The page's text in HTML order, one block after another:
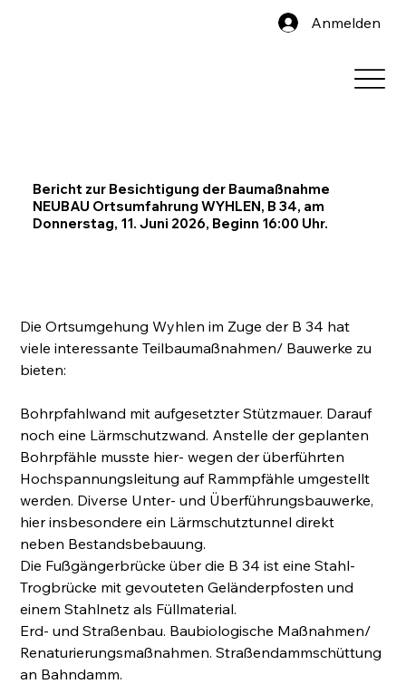
Anmelden
Bericht zur Besichtigung der Baumaßnahme
NEUBAU Ortsumfahrung WYHLEN, B 34, am
Donnerstag, 11. Juni 2026, Beginn 16:00 Uhr.
Die Ortsumgehung Wyhlen im Zuge der B 34 hat
viele interessante Teilbaumaßnahmen/ Bauwerke zu
bieten:
Bohrpfahlwand mit aufgesetzter Stützmauer. Darauf
noch eine Lärmschutzwand. Anstelle der geplanten
Bohrpfähle musste hier- wegen der überführten
Hochspannungsleitung auf Rammpfähle umgestellt
werden. Diverse Unter- und Überführungsbauwerke,
hier insbesondere ein Lärmschutztunnel direkt
neben Bestandsbebauung.
Die Fußgängerbrücke über die B 34 ist eine Stahl-
Trogbrücke mit gevouteten Geländerpfosten und
einem Stahlnetz als Füllmaterial.
Erd- und Straßenbau. Baubiologische Maßnahmen/
Renaturierungsmaßnahmen. Straßendammschüttung
an Bahndamm.